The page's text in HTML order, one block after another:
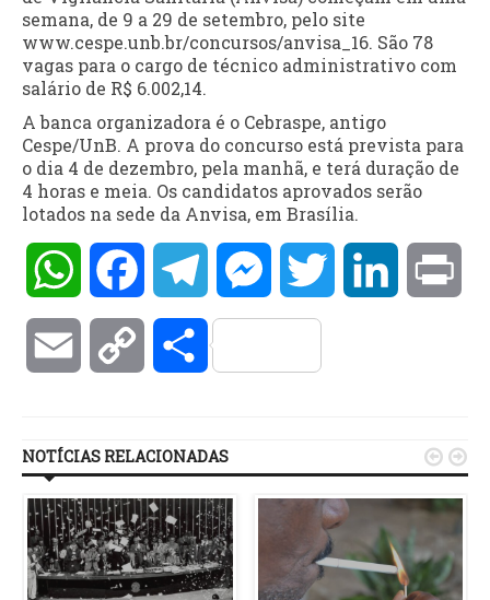
semana, de 9 a 29 de setembro, pelo site
www.cespe.unb.br/concursos/anvisa_16. São 78
vagas para o cargo de técnico administrativo com
salário de R$ 6.002,14.
A banca organizadora é o Cebraspe, antigo
Cespe/UnB. A prova do concurso está prevista para
o dia 4 de dezembro, pela manhã, e terá duração de
4 horas e meia. Os candidatos aprovados serão
lotados na sede da Anvisa, em Brasília.
WhatsAppFacebookTelegramMessengerTwitter LinkedIn
Email Copy Compartilhar
NOTÍCIAS RELACIONADAS  